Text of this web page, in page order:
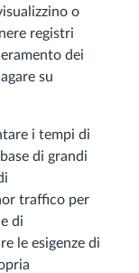
o
registri
dei
su
i tempi di
di grandi
traffico per
di
le esigenze di